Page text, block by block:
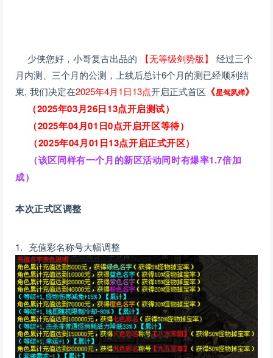
少侠您好，小哥复古出品的 【无等级剑势版】
经过三个
月内测、三个月的公测，上线后总计6个月的测已经顺利结
束, 我们决定在2025年4月1日13点开启正式首区 《星驾夙殚》
（2025年03月26日13点开启测试）
（2025年04月01日0点开启开区等待）
（2025年04月01日13点开启正式开区）
（该区同样有一个月的新区活动同时有爆率1.7倍加
成）
本次正式区调整
1. 充值彩名称号大幅调整